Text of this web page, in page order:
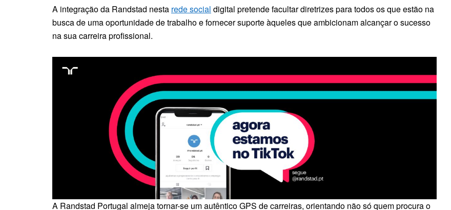
A integração da Randstad nesta rede social digital pretende facultar diretrizes para todos os que estão na
busca de uma oportunidade de trabalho e fornecer suporte àqueles que ambicionam alcançar o sucesso
na sua carreira profissional.
A Randstad Portugal almeja tornar-se um autêntico GPS de carreiras, orientando não só quem procura o